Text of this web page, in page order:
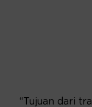
“Tujuan dari